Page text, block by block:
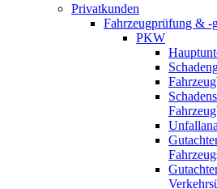
Privatkunden
Fahrzeugprüfung & -
PKW